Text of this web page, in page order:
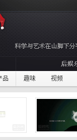
品 趣味 视频